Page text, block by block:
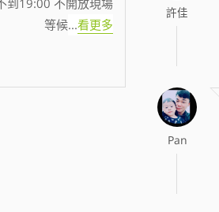
許佳
等候...看更多
Pan